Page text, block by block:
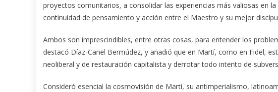
proyectos comunitarios, a consolidar las experiencias más valiosas en
continuidad de pensamiento y acción entre el Maestro y su mejor
Ambos son imprescindibles, entre otras cosas, para entender los
destacó Díaz-Canel Bermúdez, y añadió que en Martí, como en Fidel,
neoliberal y de restauración capitalista y derrotar todo intento de
Consideró esencial la cosmovisión de Martí, su antimperialismo,